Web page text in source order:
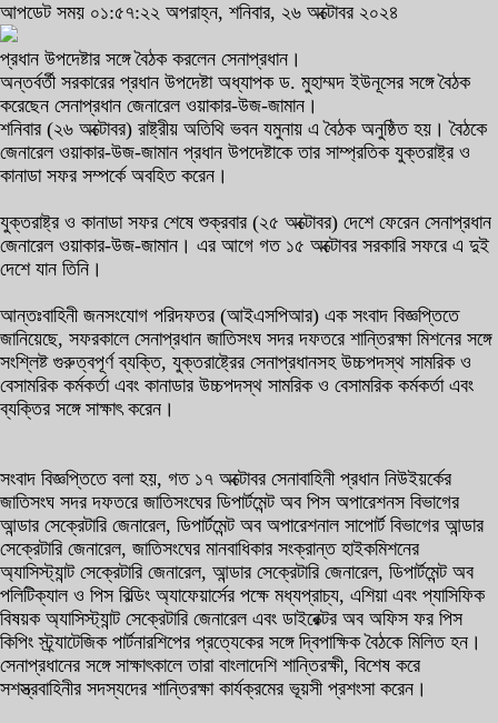
আপডেট সময় ০১:৫৭:২২ অপরাহ্ন, শনিবার, ২৬ অক্টোবর ২০২৪
প্রধান উপদেষ্টার সঙ্গে বৈঠক করলেন সেনাপ্রধান।
অন্তর্বর্তী সরকারের প্রধান উপদেষ্টা অধ্যাপক ড. মুহাম্মদ ইউনূসের সঙ্গে বৈঠক
করেছেন সেনাপ্রধান জেনারেল ওয়াকার-উজ-জামান।
শনিবার (২৬ অক্টোবর) রাষ্ট্রীয় অতিথি ভবন যমুনায় এ বৈঠক অনুষ্ঠিত হয়। বৈঠকে
জেনারেল ওয়াকার-উজ-জামান প্রধান উপদেষ্টাকে তার সাম্প্রতিক যুক্তরাষ্ট্র ও
কানাডা সফর সম্পর্কে অবহিত করেন।
যুক্তরাষ্ট্র ও কানাডা সফর শেষে শুক্রবার (২৫ অক্টোবর) দেশে ফেরেন সেনাপ্রধান
জেনারেল ওয়াকার-উজ-জামান। এর আগে গত ১৫ অক্টোবর সরকারি সফরে এ দুই
দেশে যান তিনি।
আন্তঃবাহিনী জনসংযোগ পরিদফতর (আইএসপিআর) এক সংবাদ বিজ্ঞপ্তিতে
জানিয়েছে, সফরকালে সেনাপ্রধান জাতিসংঘ সদর দফতরে শান্তিরক্ষা মিশনের সঙ্গে
সংশ্লিষ্ট গুরুত্বপূর্ণ ব্যক্তি, যুক্তরাষ্ট্রের সেনাপ্রধানসহ উচ্চপদস্থ সামরিক ও
বেসামরিক কর্মকর্তা এবং কানাডার উচ্চপদস্থ সামরিক ও বেসামরিক কর্মকর্তা এবং
ব্যক্তির সঙ্গে সাক্ষাৎ করেন।
সংবাদ বিজ্ঞপ্তিতে বলা হয়, গত ১৭ অক্টোবর সেনাবাহিনী প্রধান নিউইয়র্কের
জাতিসংঘ সদর দফতরে জাতিসংঘের ডিপার্টমেন্ট অব পিস অপারেশনস বিভাগের
আন্ডার সেক্রেটারি জেনারেল, ডিপার্টমেন্ট অব অপারেশনাল সাপোর্ট বিভাগের আন্ডার
সেক্রেটারি জেনারেল, জাতিসংঘের মানবাধিকার সংক্রান্ত হাইকমিশনের
অ্যাসিস্ট্যান্ট সেক্রেটারি জেনারেল, আন্ডার সেক্রেটারি জেনারেল, ডিপার্টমেন্ট অব
পলিটিক্যাল ও পিস বিল্ডিং অ্যাফেয়ার্সের পক্ষে মধ্যপ্রাচ্য, এশিয়া এবং প্যাসিফিক
বিষয়ক অ্যাসিস্ট্যান্ট সেক্রেটারি জেনারেল এবং ডাইরেক্টর অব অফিস ফর পিস
কিপিং স্ট্র্যাটেজিক পার্টনারশিপের প্রত্যেকের সঙ্গে দ্বিপাক্ষিক বৈঠকে মিলিত হন।
সেনাপ্রধানের সঙ্গে সাক্ষাৎকালে তারা বাংলাদেশি শান্তিরক্ষী, বিশেষ করে
সশস্ত্রবাহিনীর সদস্যদের শান্তিরক্ষা কার্যক্রমের ভূয়সী প্রশংসা করেন।